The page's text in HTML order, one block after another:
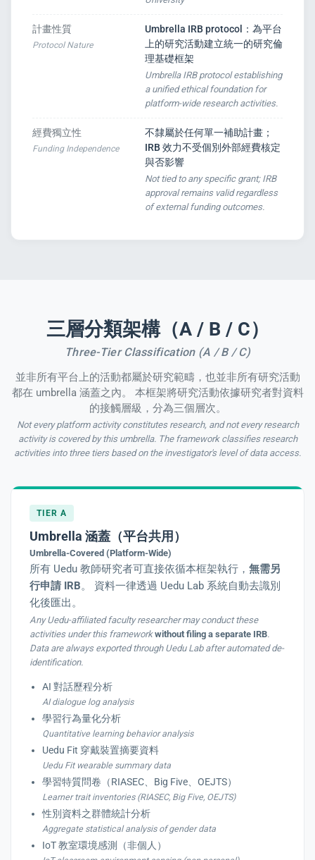
計畫性質
Protocol Nature
Umbrella IRB protocol：為平台
上的研究活動建立統一的研究倫
理基礎框架
Umbrella IRB protocol establishing
a unified ethical foundation for
platform-wide research activities.
經費獨立性
Funding Independence
不隸屬於任何單一補助計畫；
IRB 效力不受個別外部經費核定
與否影響
Not tied to any specific grant; IRB
approval remains valid regardless
of external funding outcomes.
三層分類架構（A / B / C）
Three-Tier Classification (A / B / C)
並非所有平台上的活動都屬於研究範疇，也並非所有研究活動
都在 umbrella 涵蓋之內。 本框架將研究活動依據研究者對資料
的接觸層級，分為三個層次。
Not every platform activity constitutes research, and not every research
activity is covered by this umbrella. The framework classifies research
activities into three tiers based on the investigator's level of data access.
TIER A
Umbrella 涵蓋（平台共用）
Umbrella-Covered (Platform-Wide)
所有 Uedu 教師研究者可直接依循本框架執行， 無需另
行申請 IRB。 資料一律透過 Uedu Lab 系統自動去識別
化後匯出。
Any Uedu-affiliated faculty researcher may conduct these
activities under this frameworkwithout filing a separate IRB.
Data are always exported through Uedu Lab after automated de-
identification.
AI 對話歷程分析
AI dialogue log analysis
學習行為量化分析
Quantitative learning behavior analysis
Uedu Fit 穿戴裝置摘要資料
Uedu Fit wearable summary data
學習特質問卷（RIASEC、Big Five、OEJTS）
Learner trait inventories (RIASEC, Big Five, OEJTS)
性別資料之群體統計分析
Aggregate statistical analysis of gender data
IoT 教室環境感測（非個人）